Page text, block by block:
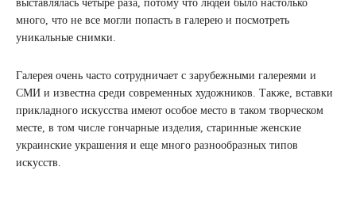
выставлялась четыре раза, потому что людей было настолько
много, что не все могли попасть в галерею и посмотреть
уникальные снимки.
Галерея очень часто сотрудничает с зарубежными галереями и
СМИ и известна среди современных художников. Также, вставки
прикладного искусства имеют особое место в таком творческом
месте, в том числе гончарные изделия, старинные женские
украинские украшения и еще много разнообразных типов
искусств.